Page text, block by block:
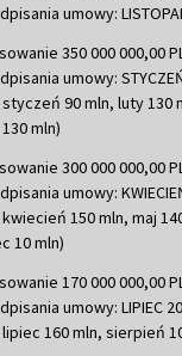
umowy:
350 000 000,00
umowy:
90 mln, luty 130
mln)
300 000 000,00
umowy:
150 mln, maj
10 mln)
170 000 000,00
umowy: LIPIEC
160 mln, sierpień